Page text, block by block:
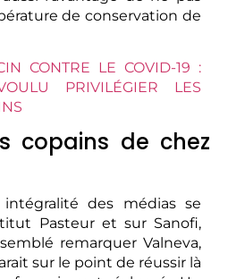
de conservation de
CONTRE LE COVID-19 :
PRIVILÉGIER LES
copains de chez
des médias se
Pasteur et sur Sanofi,
remarquer Valneva,
sur le point de réussir là